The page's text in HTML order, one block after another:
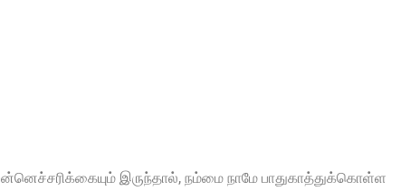
முன்னெச்சரிக்கையும் இருந்தால், நம்மை நாமே பாதுகாத்துக்கொள்ள